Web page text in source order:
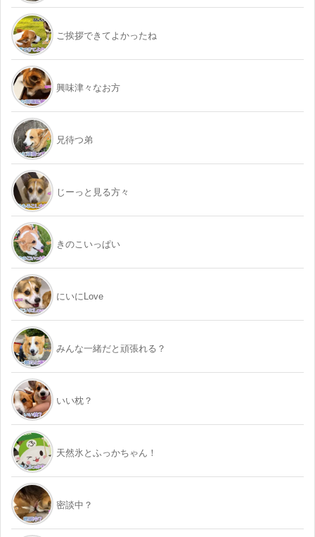
ご挨拶できてよかったね
興味津々なお方
兄待つ弟
じーっと見る方々
きのこいっぱい
にいにLove
みんな一緒だと頑張れる？
いい枕？
天然氷とふっかちゃん！
密談中？